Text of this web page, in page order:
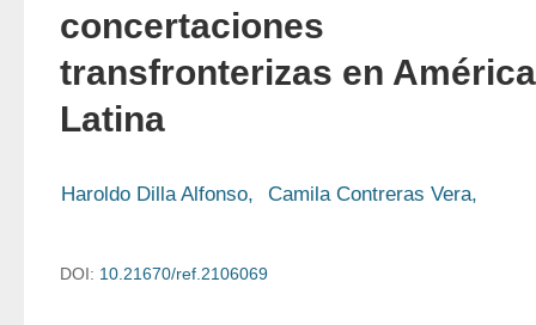
concertaciones
transfronterizas en América
Latina
Haroldo Dilla Alfonso, Camila Contreras Vera,
DOI: 10.21670/ref.2106069